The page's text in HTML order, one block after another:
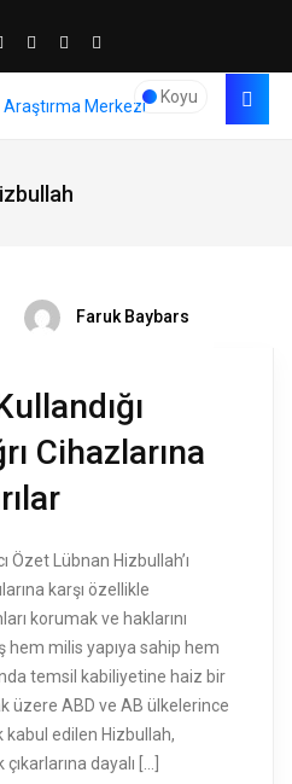
Koyu
Faruk Baybars
Cihazlarına
Özet Lübnan Hizbullah’ı
karşı özellikle
korumak ve haklarını
hem milis yapıya sahip hem
temsil kabiliyetine haiz bir
üzere ABD ve AB ülkelerince
edilen Hizbullah,
dayalı […]